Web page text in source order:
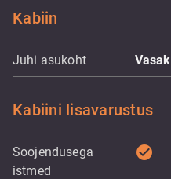
Kabiin
Juhi asukoht Vasak
Kabiini lisavarustus
Soojendusega
istmed
check_circle